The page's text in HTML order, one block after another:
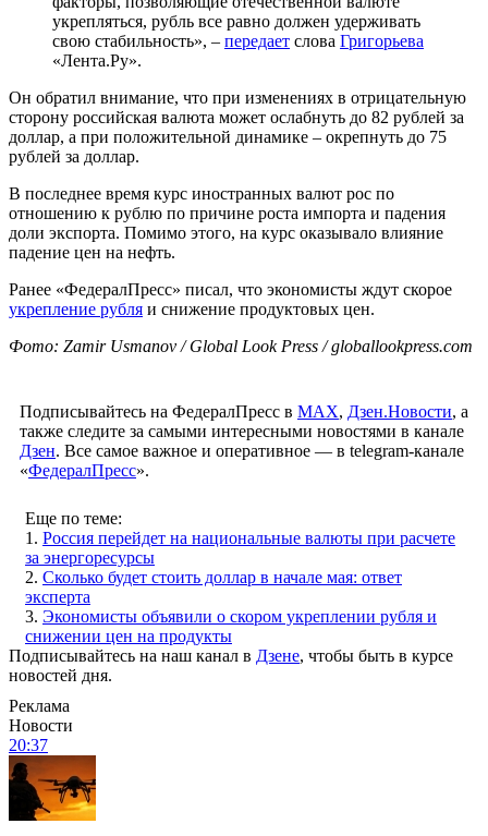
укрепляться, рубль все равно должен удерживать
свою стабильность», – передает слова Григорьева
«Лента.Ру».
Он обратил внимание, что при изменениях в отрицательную
сторону российская валюта может ослабнуть до 82 рублей за
доллар, а при положительной динамике – окрепнуть до 75
рублей за доллар.
В последнее время курс иностранных валют рос по
отношению к рублю по причине роста импорта и падения
доли экспорта. Помимо этого, на курс оказывало влияние
падение цен на нефть.
Ранее «ФедералПресс» писал, что экономисты ждут скорое
укрепление рубля и снижение продуктовых цен.
Фото: Zamir Usmanov / Global Look Press / globallookpress.com
Подписывайтесь на ФедералПресс в МАХ, Дзен.Новости, а
также следите за самыми интересными новостями в канале
Дзен. Все самое важное и оперативное — в telegram-канале
«ФедералПресс».
Еще по теме:
1. Россия перейдет на национальные валюты при расчете
за энергоресурсы
2. Сколько будет стоить доллар в начале мая: ответ
эксперта
3. Экономисты объявили о скором укреплении рубля и
снижении цен на продукты
Подписывайтесь на наш канал в Дзене, чтобы быть в курсе
новостей дня.
Реклама
Новости
20:37